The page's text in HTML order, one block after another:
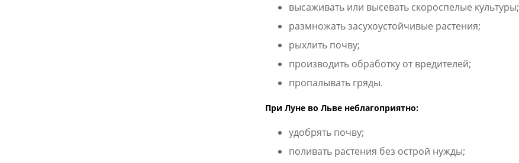
высаживать или высевать скороспелые культуры;
размножать засухоустойчивые растения;
рыхлить почву;
производить обработку от вредителей;
пропалывать гряды.
При Луне во Льве неблагоприятно:
удобрять почву;
поливать растения без острой нужды;